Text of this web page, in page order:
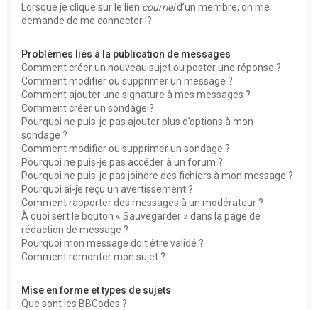
Lorsque je clique sur le lien courrield’un membre, on me
demande de me connecter !?
Problèmes liés à la publication de messages
Comment créer un nouveau sujet ou poster une réponse ?
Comment modifier ou supprimer un message ?
Comment ajouter une signature à mes messages ?
Comment créer un sondage ?
Pourquoi ne puis-je pas ajouter plus d’options à mon
sondage ?
Comment modifier ou supprimer un sondage ?
Pourquoi ne puis-je pas accéder à un forum ?
Pourquoi ne puis-je pas joindre des fichiers à mon message ?
Pourquoi ai-je reçu un avertissement ?
Comment rapporter des messages à un modérateur ?
À quoi sert le bouton « Sauvegarder » dans la page de
rédaction de message ?
Pourquoi mon message doit être validé ?
Comment remonter mon sujet ?
Mise en forme et types de sujets
Que sont les BBCodes ?